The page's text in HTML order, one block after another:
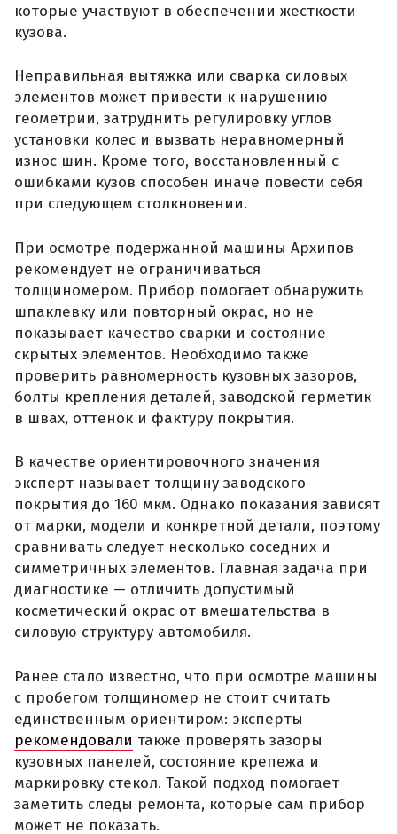
которые участвуют в обеспечении жесткости
кузова.
Неправильная вытяжка или сварка силовых
элементов может привести к нарушению
геометрии, затруднить регулировку углов
установки колес и вызвать неравномерный
износ шин. Кроме того, восстановленный с
ошибками кузов способен иначе повести себя
при следующем столкновении.
При осмотре подержанной машины Архипов
рекомендует не ограничиваться
толщиномером. Прибор помогает обнаружить
шпаклевку или повторный окрас, но не
показывает качество сварки и состояние
скрытых элементов. Необходимо также
проверить равномерность кузовных зазоров,
болты крепления деталей, заводской герметик
в швах, оттенок и фактуру покрытия.
В качестве ориентировочного значения
эксперт называет толщину заводского
покрытия до 160 мкм. Однако показания зависят
от марки, модели и конкретной детали, поэтому
сравнивать следует несколько соседних и
симметричных элементов. Главная задача при
диагностике — отличить допустимый
косметический окрас от вмешательства в
силовую структуру автомобиля.
Ранее стало известно, что при осмотре машины
с пробегом толщиномер не стоит считать
единственным ориентиром: эксперты
рекомендовали также проверять зазоры
кузовных панелей, состояние крепежа и
маркировку стекол. Такой подход помогает
заметить следы ремонта, которые сам прибор
может не показать.